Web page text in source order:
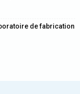
de fabrication